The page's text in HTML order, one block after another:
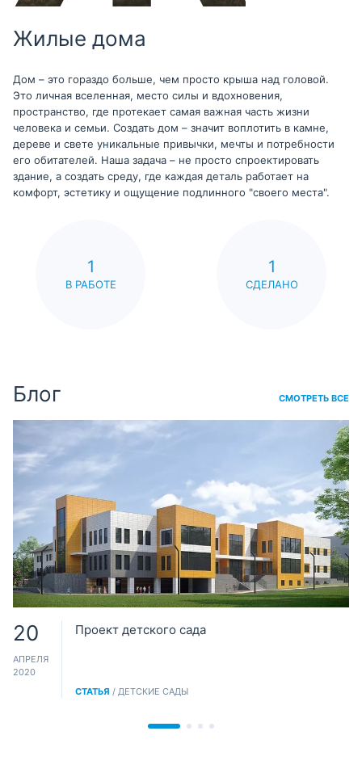
Жилые дома
Дом – это гораздо больше, чем просто крыша над головой.
Это личная вселенная, место силы и вдохновения,
пространство, где протекает самая важная часть жизни
человека и семьи. Создать дом – значит воплотить в камне,
дереве и свете уникальные привычки, мечты и потребности
его обитателей. Наша задача – не просто спроектировать
здание, а создать среду, где каждая деталь работает на
комфорт, эстетику и ощущение подлинного "своего места".
1
В РАБОТЕ
1
СДЕЛАНО
Блог СМОТРЕТЬ ВСЕ
20
АПРЕЛЯ
2020
Проект детского сада
СТАТЬЯ / ДЕТСКИЕ САДЫ